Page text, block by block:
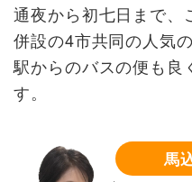
通夜から初七日まで、
併設の4市共同の人気
駅からのバスの便も良
す。
馬